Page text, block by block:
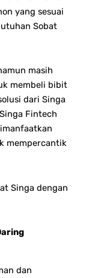
yang sesuai
Sobat
masih
membeli bibit
dari Singa
Fintech
mempercantik
Singa dengan
dan